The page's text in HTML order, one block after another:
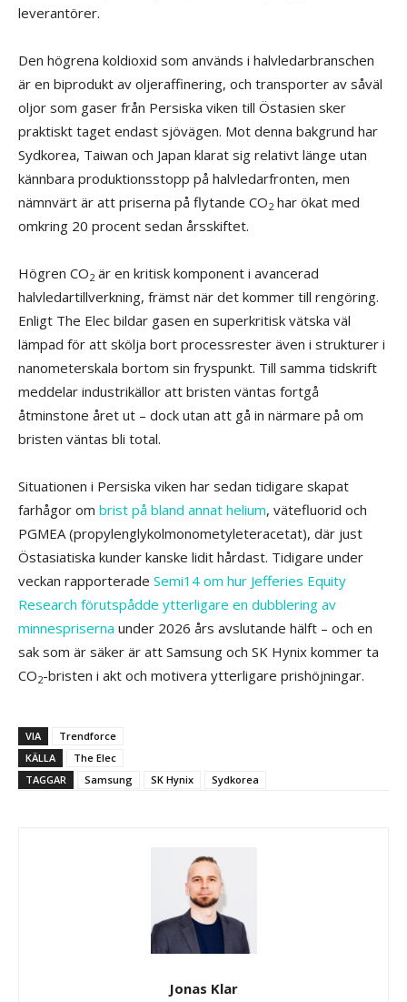
leverantörer.
Den högrena koldioxid som används i halvledarbranschen
är en biprodukt av oljeraffinering, och transporter av såväl
oljor som gaser från Persiska viken till Östasien sker
praktiskt taget endast sjövägen. Mot denna bakgrund har
Sydkorea, Taiwan och Japan klarat sig relativt länge utan
kännbara produktionsstopp på halvledarfronten, men
nämnvärt är att priserna på flytande CO2 har ökat med
omkring 20 procent sedan årsskiftet.
Högren CO2 är en kritisk komponent i avancerad
halvledartillverkning, främst när det kommer till rengöring.
Enligt The Elec bildar gasen en superkritisk vätska väl
lämpad för att skölja bort processrester även i strukturer i
nanometerskala bortom sin fryspunkt. Till samma tidskrift
meddelar industrikällor att bristen väntas fortgå
åtminstone året ut – dock utan att gå in närmare på om
bristen väntas bli total.
Situationen i Persiska viken har sedan tidigare skapat
farhågor om brist på bland annat helium, vätefluorid och
PGMEA (propylenglykolmonometyleteracetat), där just
Östasiatiska kunder kanske lidit hårdast. Tidigare under
veckan rapporterade Semi14 om hur Jefferies Equity
Research förutspådde ytterligare en dubblering av
minnespriserna under 2026 års avslutande hälft – och en
sak som är säker är att Samsung och SK Hynix kommer ta
CO2-bristen i akt och motivera ytterligare prishöjningar.
VIA
Trendforce
KÄLLA
The Elec
TAGGAR
Samsung SK Hynix Sydkorea
Jonas Klar